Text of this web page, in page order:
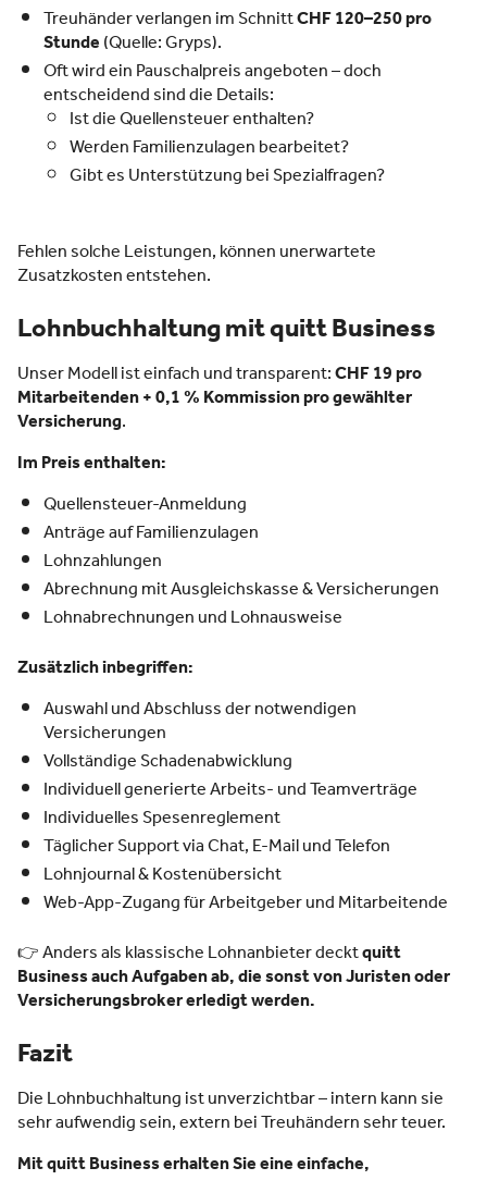
Treuhänder verlangen im SchnittCHF 120–250 pro
Stunde(Quelle: Gryps).
Oft wird ein Pauschalpreis angeboten – doch
entscheidend sind die Details:
Ist die Quellensteuer enthalten?
Werden Familienzulagen bearbeitet?
Gibt es Unterstützung bei Spezialfragen?
Fehlen solche Leistungen, können unerwartete
Zusatzkosten entstehen.
Lohnbuchhaltung mit quitt Business
Unser Modell ist einfach und transparent:CHF 19 pro
Mitarbeitenden + 0,1 % Kommission pro gewählter
Versicherung.
Im Preis enthalten:
Quellensteuer-Anmeldung
Anträge auf Familienzulagen
Lohnzahlungen
Abrechnung mit Ausgleichskasse & Versicherungen
Lohnabrechnungen und Lohnausweise
Zusätzlich inbegriffen:
Auswahl und Abschluss der notwendigen
Versicherungen
Vollständige Schadenabwicklung
Individuell generierte Arbeits- und Teamverträge
Individuelles Spesenreglement
Täglicher Support via Chat, E-Mail und Telefon
Lohnjournal & Kostenübersicht
Web-App-Zugang für Arbeitgeber und Mitarbeitende
👉 Anders als klassische Lohnanbieter decktquitt
Business auch Aufgaben ab, die sonst von Juristen oder
Versicherungsbroker erledigt werden.
Fazit
Die Lohnbuchhaltung ist unverzichtbar – intern kann sie
sehr aufwendig sein, extern bei Treuhändern sehr teuer.
Mit quitt Business erhalten Sie eine einfache,